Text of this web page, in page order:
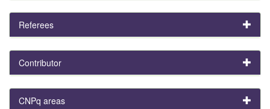
Referees
Contributor
CNPq areas